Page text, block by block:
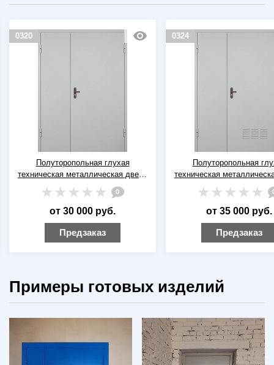
0320
Полуторопольная глухая
техническая металлическая дверь
RAL 7035 (серая)
0
от 30 000 руб.
Предзаказ
0324
Полуторопольная
техническая
RAL 7035 (серая) с
от 35 000 руб.
Предзаказ
Примеры готовых изделий